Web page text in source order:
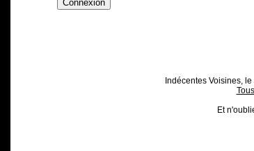
Indécentes Voisines,
Et